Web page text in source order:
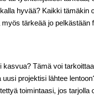
hyvää? Kaikki
tärkeää jo
Tämä voi
projektisi lähtee
toimintaasi, jos